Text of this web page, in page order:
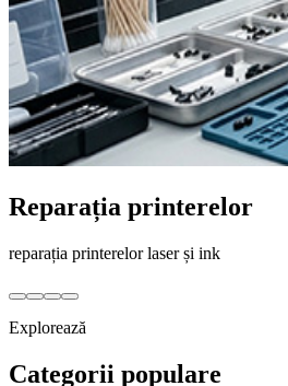
Reparația printerelor
reparația printerelor laser și ink
Explorează
Categorii populare